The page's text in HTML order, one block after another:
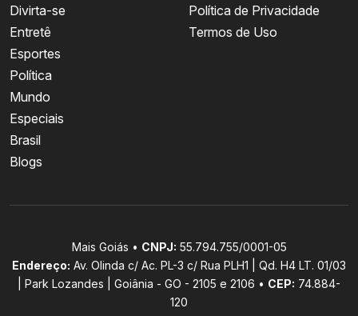
Divirta-se
Entretê
Esportes
Política
Mundo
Especiais
Brasil
Blogs
Política de Privacidade
Termos de Uso
Mais Goiás • CNPJ: 55.794.755/0001-05
Endereço: Av. Olinda c/ Ac. PL-3 c/ Rua PLH1 | Qd. H4 LT. 01/03
| Park Lozandes | Goiânia - GO - 2105 e 2106 • CEP: 74.884-
120